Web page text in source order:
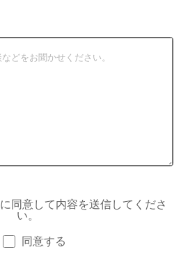
に同意して内容を送信してくださ
い。
同意する